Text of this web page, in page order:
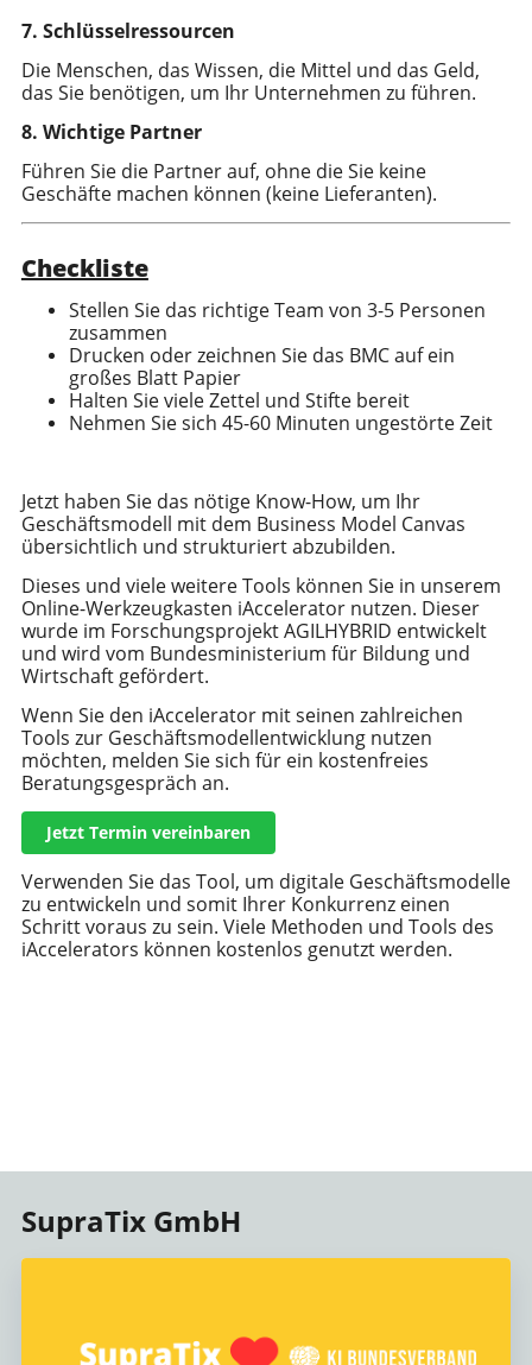
7. Schlüsselressourcen
Die Menschen, das Wissen, die Mittel und das Geld,
das Sie benötigen, um Ihr Unternehmen zu führen.
8. Wichtige Partner
Führen Sie die Partner auf, ohne die Sie keine
Geschäfte machen können (keine Lieferanten).
Checkliste
Stellen Sie das richtige Team von 3-5 Personen
zusammen
Drucken oder zeichnen Sie das BMC auf ein
großes Blatt Papier
Halten Sie viele Zettel und Stifte bereit
Nehmen Sie sich 45-60 Minuten ungestörte Zeit
Jetzt haben Sie das nötige Know-How, um Ihr
Geschäftsmodell mit dem Business Model Canvas
übersichtlich und strukturiert abzubilden.
Dieses und viele weitere Tools können Sie in unserem
Online-Werkzeugkasten iAccelerator nutzen. Dieser
wurde im Forschungsprojekt AGILHYBRID entwickelt
und wird vom Bundesministerium für Bildung und
Wirtschaft gefördert.
Wenn Sie den iAccelerator mit seinen zahlreichen
Tools zur Geschäftsmodellentwicklung nutzen
möchten, melden Sie sich für ein kostenfreies
Beratungsgespräch an.
Jetzt Termin vereinbaren
Verwenden Sie das Tool, um digitale Geschäftsmodelle
zu entwickeln und somit Ihrer Konkurrenz einen
Schritt voraus zu sein. Viele Methoden und Tools des
iAccelerators können kostenlos genutzt werden.
SupraTix GmbH